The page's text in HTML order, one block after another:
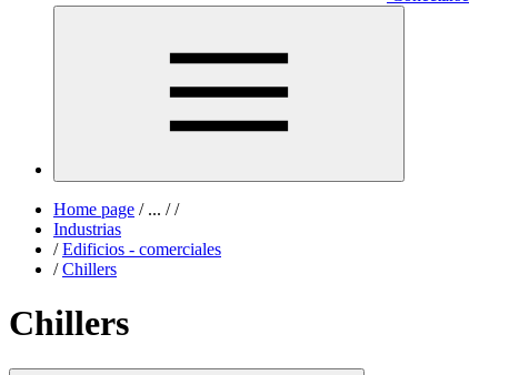
Home page /... / /
Industrias
/ Edificios - comerciales
/ Chillers
Chillers